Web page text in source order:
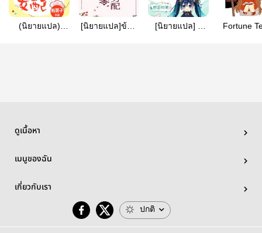
(นิยายแปล)
[นิยายแปล]ข้าม
[นิยายแปล]​ ผู้
Fortune
ดูเนื้อหา
เมนูของฉัน
เกี่ยวกับเรา
ปกติ